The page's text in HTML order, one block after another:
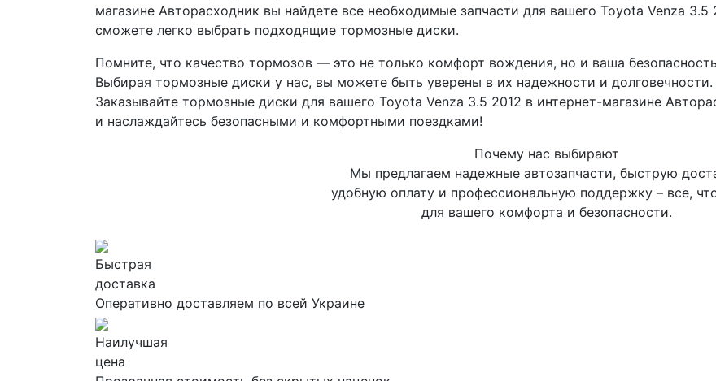
магазине Авторасходник вы найдете все необходимые запчасти для вашего Toyota Venza 3.5
сможете легко выбрать подходящие тормозные диски.
Помните, что качество тормозов — это не только комфорт вождения, но и ваша
Выбирая тормозные диски у нас, вы можете быть уверены в их надежности и долговечности.
Заказывайте тормозные диски для вашего Toyota Venza 3.5 2012 в интернет-магазине
и наслаждайтесь безопасными и комфортными поездками!
Почему нас выбирают
Мы предлагаем надежные автозапчасти, быструю
удобную оплату и профессиональную поддержку – все,
для вашего комфорта и безопасности.
Быстрая
доставка
Оперативно доставляем по всей Украине
Наилучшая
цена